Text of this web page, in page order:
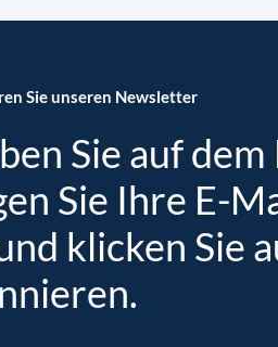
Sie unseren Newsletter
Sie auf
Sie Ihre E-
klicken Sie